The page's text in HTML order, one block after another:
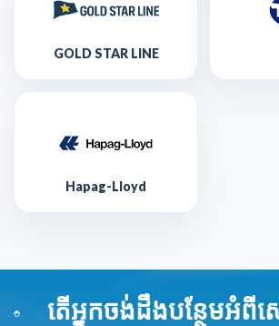
GOLD STAR LINE
Hapag-Lloyd
តើអ្នកចង់ដឹងបន្ថែមអំពីស